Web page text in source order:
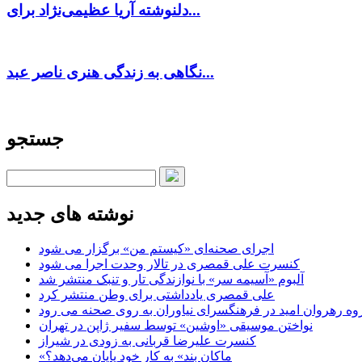
دلنوشته آریا عظیمی‌نژاد برای...
نگاهی به زندگی هنری ناصر عبد...
جستجو
نوشته های جدید
اجرای صحنه‌ای «کیستم من» برگزار می شود
کنسرت علی قمصری در تالار وحدت اجرا می شود
آلبوم «آسیمه سر» با نوازندگی تار و تنبک منتشر شد
علی قمصری یادداشتی برای وطن منتشر کرد
رهروان امید در فرهنگسرای نیاوران به روی صحنه می رود
نواختن موسیقی «اوشین» توسط سفیر ژاپن در تهران
کنسرت علیرضا قربانی به زودی در شیراز
«ماکان بند» به کار خود پایان می‌دهد؟